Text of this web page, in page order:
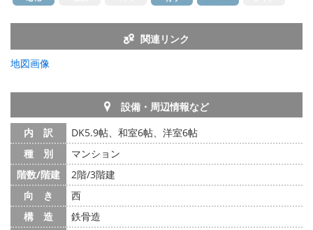
関連リンク
地図画像
設備・周辺情報など
内 訳
DK5.9帖、和室6帖、洋室6帖
種 別
マンション
階数/階建
2階/3階建
向 き
西
構 造
鉄骨造